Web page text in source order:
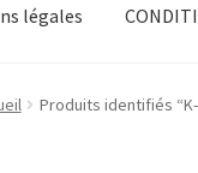
légales
Produits identifiés “K-